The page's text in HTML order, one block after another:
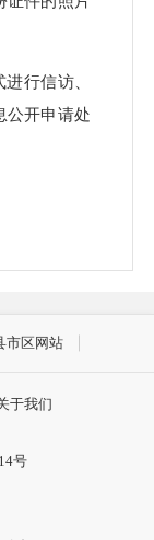
行信访、
公开申请处
市区网站
于我们
号